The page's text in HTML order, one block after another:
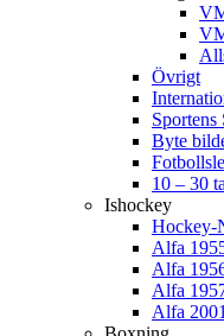
Övrigt
Sportens
Byte
10 – 30
Ishockey
Hockey-
Alfa
Alfa
Alfa
Alfa 2001